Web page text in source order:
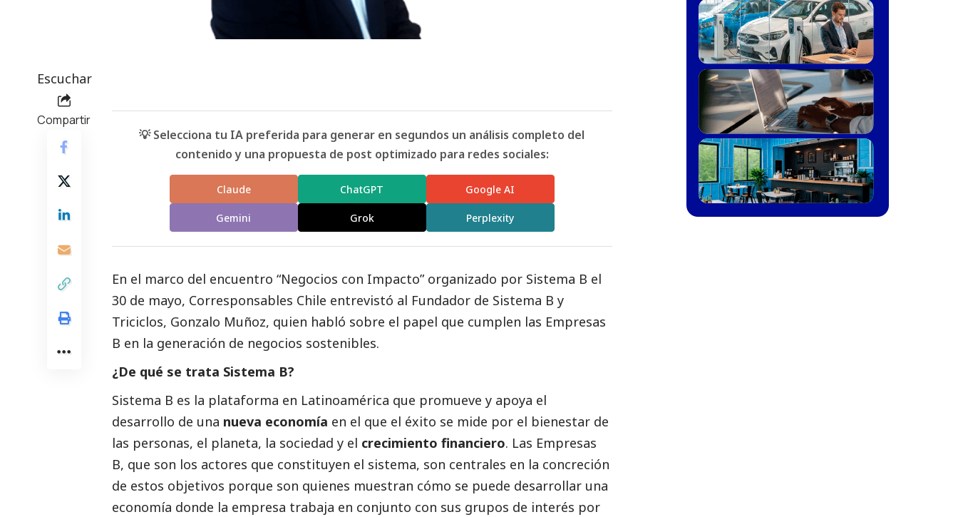
Escuchar
Compartir
💡 Selecciona tu IA preferida para generar en segundos un análisis completo del
contenido y una propuesta de post optimizado para redes sociales:
Claude ChatGPT Google AI
Gemini Grok Perplexity
En el marco del encuentro “Negocios con Impacto” organizado por Sistema B el
30 de mayo, Corresponsables Chile entrevistó al Fundador de Sistema B y
Triciclos, Gonzalo Muñoz, quien habló sobre el papel que cumplen las Empresas
B en la generación de negocios sostenibles.
¿De qué se trata Sistema B?
Sistema B es la plataforma en Latinoamérica que promueve y apoya el
desarrollo de una nueva economía en el que el éxito se mide por el bienestar de
las personas, el planeta, la sociedad y el crecimiento financiero. Las Empresas
B, que son los actores que constituyen el sistema, son centrales en la concreción
de estos objetivos porque son quienes muestran cómo se puede desarrollar una
economía donde la empresa trabaja en conjunto con sus grupos de interés por